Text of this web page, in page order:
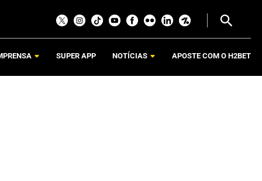
SUPER APP NOTÍCIAS APOSTE COM O H2BET